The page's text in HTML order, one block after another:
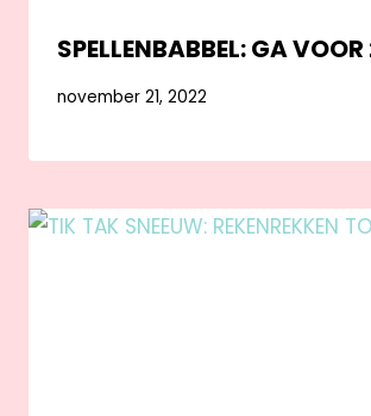
SPELLENBABBEL: GA
november 21, 2022